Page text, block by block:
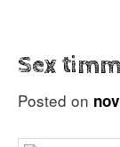
Sex
Posted on